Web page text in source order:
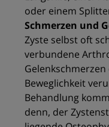
oder einem
Schmerzen und
Zyste selbst oft
verbundene
Beweglichkeit
Behandlung
denn, der